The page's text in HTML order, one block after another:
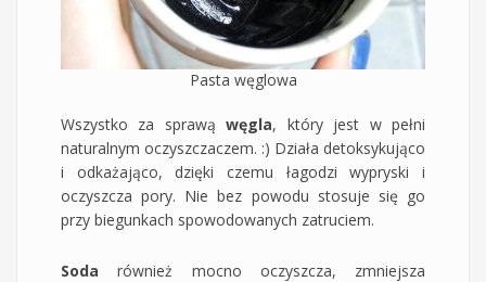
Pasta węglowa
Wszystko za sprawąwęgla, który jest w pełni
naturalnym oczyszczaczem. :) Działa detoksykująco
i odkażająco, dzięki czemu łagodzi wypryski i
oczyszcza pory. Nie bez powodu stosuje się go
przy biegunkach spowodowanych zatruciem.
Soda również mocno oczyszcza, zmniejsza